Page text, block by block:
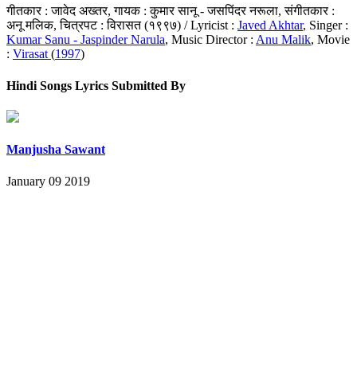
गीतकार : जावेद अख्तर, गायक : कुमार सानू - जसपिंदर नरूला, संगीतकार :
अनू मलिक, चित्रपट : विरासत (१९९७) / Lyricist : Javed Akhtar, Singer :
Kumar Sanu - Jaspinder Narula, Music Director : Anu Malik, Movie
: Virasat(1997)
Hindi Songs Lyrics Submitted By
Manjusha Sawant
January 09 2019